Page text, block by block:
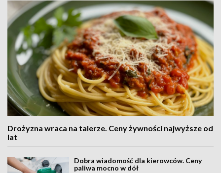
Drożyzna wraca na talerze. Ceny żywności najwyższe od
lat
Dobra wiadomość dla kierowców. Ceny
paliwa mocno w dół